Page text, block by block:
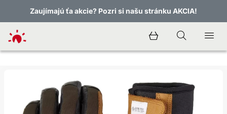
Zaujímajú ťa akcie? Pozri si našu stránku AKCIA!